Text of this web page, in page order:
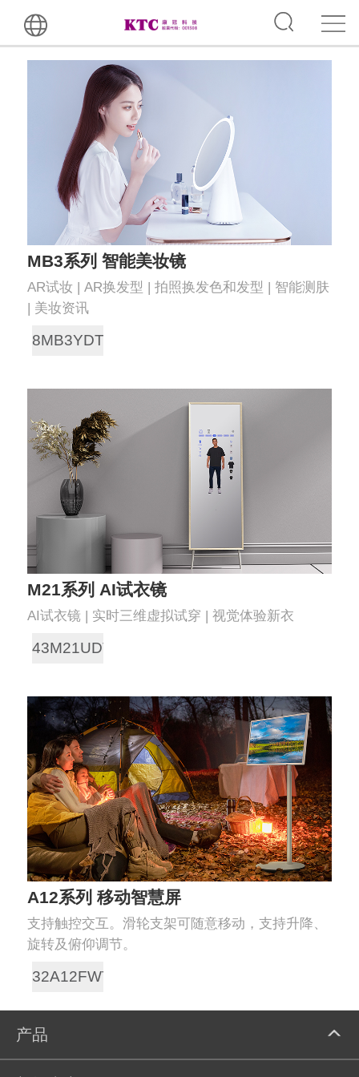
MB3系列 智能美妆镜
AR试妆 | AR换发型 | 拍照换发色和发型 | 智能测肤
| 美妆资讯
8MB3YDT
M21系列 AI试衣镜
AI试衣镜 | 实时三维虚拟试穿 | 视觉体验新衣
43M21UDT
A12系列 移动智慧屏
支持触控交互。滑轮支架可随意移动，支持升降、
旋转及俯仰调节。
32A12FWT
产品